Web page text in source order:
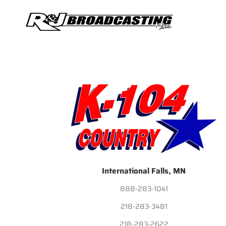
International Falls, MN
888-283-1041
218-283-3481